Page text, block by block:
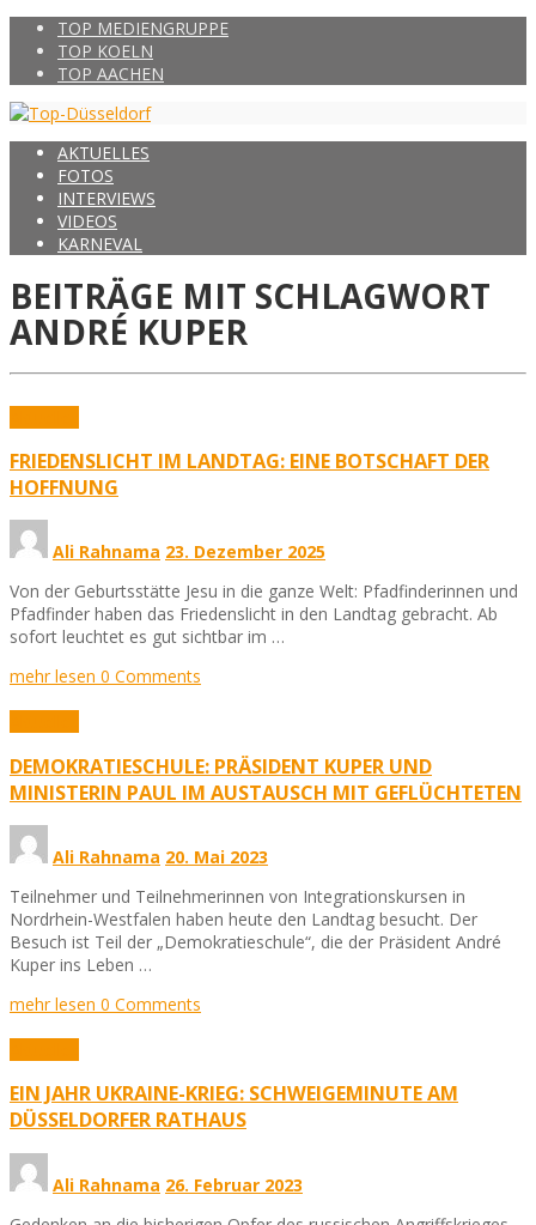
TOP MEDIENGRUPPE
TOP KOELN
TOP AACHEN
AKTUELLES
FOTOS
INTERVIEWS
VIDEOS
KARNEVAL
BEITRÄGE MIT SCHLAGWORT
ANDRÉ KUPER
FRIEDENSLICHT IM LANDTAG: EINE BOTSCHAFT DER
HOFFNUNG
Ali Rahnama 23. Dezember 2025
Von der Geburtsstätte Jesu in die ganze Welt: Pfadfinderinnen und
Pfadfinder haben das Friedenslicht in den Landtag gebracht. Ab
sofort leuchtet es gut sichtbar im …
mehr lesen 0 Comments
DEMOKRATIESCHULE: PRÄSIDENT KUPER UND
MINISTERIN PAUL IM AUSTAUSCH MIT GEFLÜCHTETEN
Ali Rahnama 20. Mai 2023
Teilnehmer und Teilnehmerinnen von Integrationskursen in
Nordrhein-Westfalen haben heute den Landtag besucht. Der
Besuch ist Teil der „Demokratieschule“, die der Präsident André
Kuper ins Leben …
mehr lesen 0 Comments
EIN JAHR UKRAINE-KRIEG: SCHWEIGEMINUTE AM
DÜSSELDORFER RATHAUS
Ali Rahnama 26. Februar 2023